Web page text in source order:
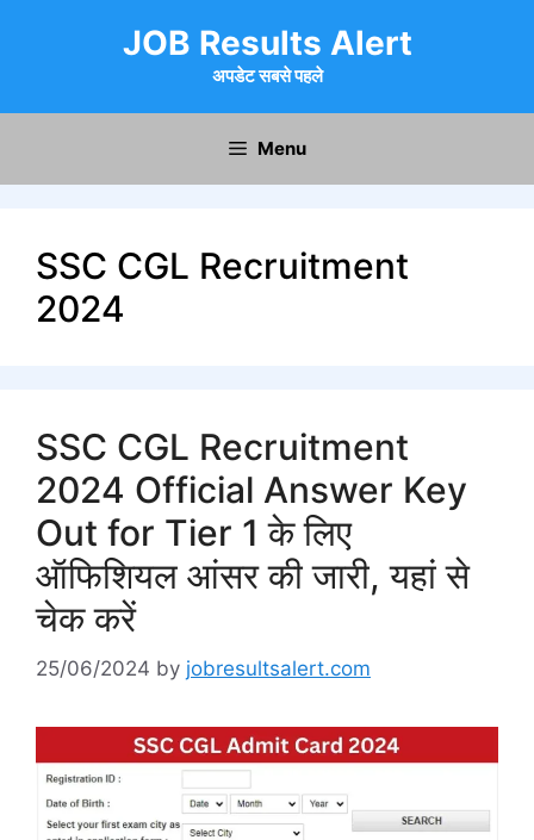
JOB Results Alert
अपडेट सबसे पहले
Menu
SSC CGL Recruitment
2024
SSC CGL Recruitment
2024 Official Answer Key
Out for Tier 1 के लिए
ऑफिशियल आंसर की जारी, यहां से
चेक करें
25/06/2024 by jobresultsalert.com